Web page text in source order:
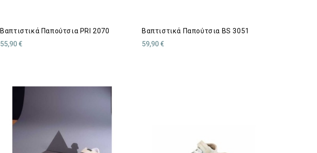
Βαπτιστικά Παπούτσια PRI 2070
55,90 €
Βαπτιστικά Παπούτσια BS 3051
59,90 €